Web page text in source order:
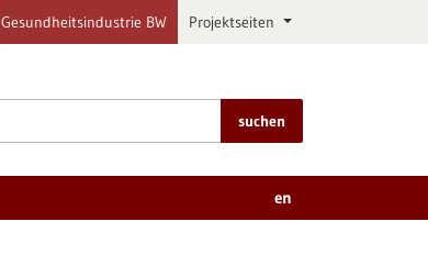
Gesundheitsindustrie BW Projektseiten
suchen
en